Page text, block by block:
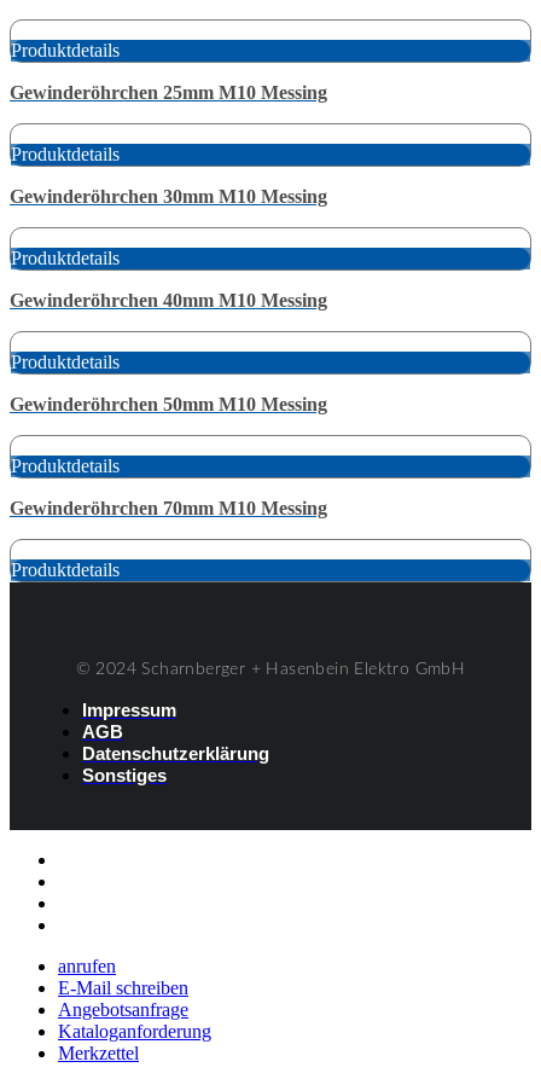
Produktdetails
Gewinderöhrchen 25mm M10 Messing
Produktdetails
Gewinderöhrchen 30mm M10 Messing
Produktdetails
Gewinderöhrchen 40mm M10 Messing
Produktdetails
Gewinderöhrchen 50mm M10 Messing
Produktdetails
Gewinderöhrchen 70mm M10 Messing
Produktdetails
© 2024 Scharnberger + Hasenbein Elektro GmbH
Impressum
AGB
Datenschutzerklärung
Sonstiges
anrufen
E-Mail schreiben
Angebotsanfrage
Kataloganforderung
Merkzettel